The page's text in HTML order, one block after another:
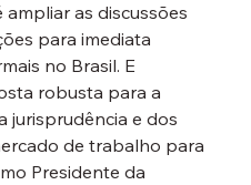
as discussões
para imediata
no Brasil. E
robusta para a
jurisprudência e dos
de trabalho para
Presidente da